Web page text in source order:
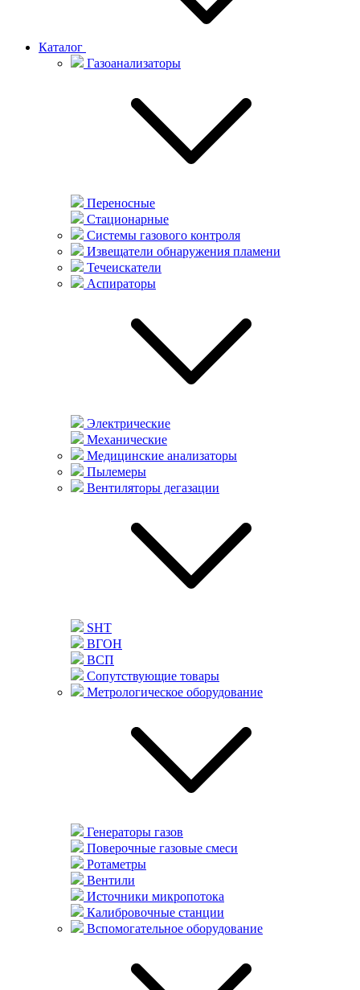
Каталог
Газоанализаторы
Переносные
Стационарные
Системы газового контроля
Извещатели обнаружения пламени
Течеискатели
Аспираторы
Электрические
Механические
Медицинские анализаторы
Пылемеры
Вентиляторы дегазации
SHT
ВГОН
ВСП
Сопутствующие товары
Метрологическое оборудование
Генераторы газов
Поверочные газовые смеси
Ротаметры
Вентили
Источники микропотока
Калибровочные станции
Вспомогательное оборудование